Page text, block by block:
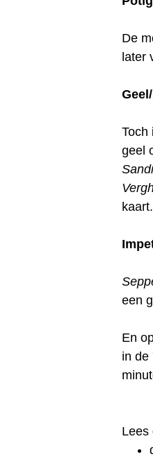
De
later
Toch
geel
kaart.
een
En
in de
Lees